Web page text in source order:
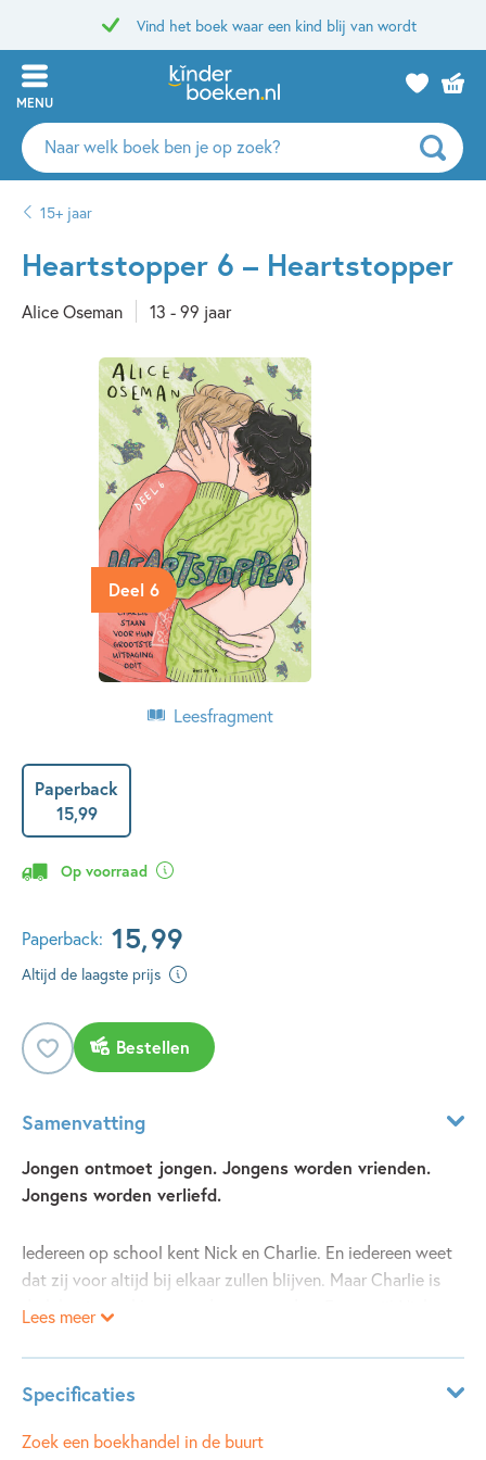
Vind het boek waar een kind blij van wordt
MENU
Zoeken
naar
auteurs
uitgevers
15+ jaar
Heartstopper 6 – Heartstopper
Alice Oseman 13 - 99 jaar
Deel 6
Leesfragment
Paperback
15,99
Op voorraad
Paperback: 15,99
Altijd de laagste prijs
Bestellen
Samenvatting
Jongen ontmoet jongen. Jongens worden vrienden.
Jongens worden verliefd.
Iedereen op school kent Nick en Charlie. En iedereen weet
dat zij voor altijd bij elkaar zullen blijven. Maar Charlie is
druk bezig om klassenoudste te worden. En terwijl Nick
hij zich toch een beetje af te vragen wie hij eigenlijk is...
zonder Charlie.
Met deHeartstopper-boeken, die door Netflix werden
Lees meer
Specificaties
Leeftijdsindicatie: 13 - 99 jaar
Zoek een boekhandel in de buurt